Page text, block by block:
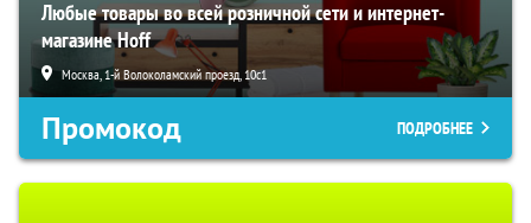
Любые товары во всей розничной сети и интернет-
магазине Hoff
Москва, 1-й Волоколамский проезд, 10с1
Промокод ПОДРОБНЕЕ